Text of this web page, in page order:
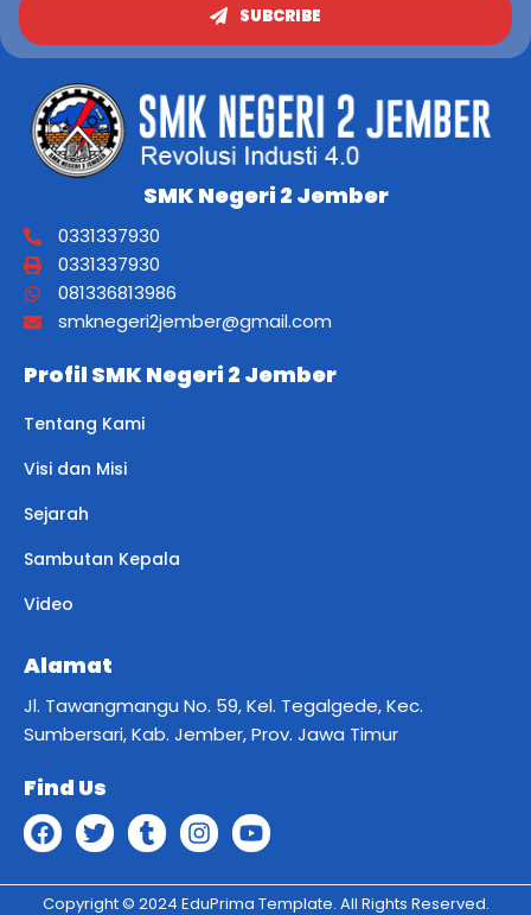
SUBCRIBE
SMK Negeri 2 Jember
0331337930
0331337930
081336813986
smknegeri2jember@gmail.com
Profil SMK Negeri 2 Jember
Tentang Kami
Visi dan Misi
Sejarah
Sambutan Kepala
Video
Alamat
Jl. Tawangmangu No. 59, Kel. Tegalgede, Kec.
Sumbersari, Kab. Jember, Prov. Jawa Timur
Find Us
Copyright © 2024 EduPrima Template. All Rights Reserved.